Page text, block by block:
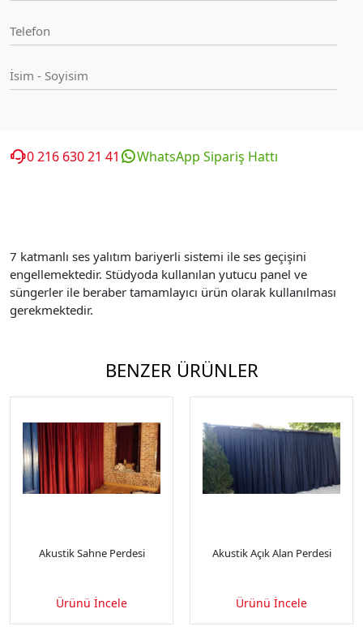
0 216 630 21 41 WhatsApp Sipariş Hattı
7 katmanlı ses yalıtım bariyerli sistemi ile ses geçişini
engellemektedir. Stüdyoda kullanılan yutucu panel ve
süngerler ile beraber tamamlayıcı ürün olarak kullanılması
gerekmektedir.
BENZER ÜRÜNLER
Akustik Sahne Perdesi
Ürünü İncele
Akustik Açık Alan Perdesi
Ürünü İncele